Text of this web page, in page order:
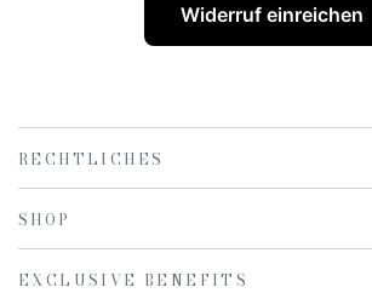
Widerruf einreichen
RECHTLICHES
SHOP
EXCLUSIVE BENEFITS